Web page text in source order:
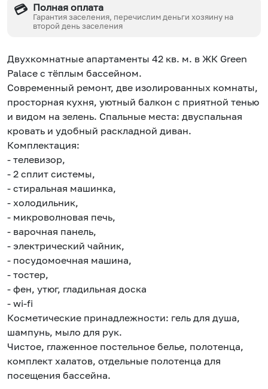
💳 Полная оплата
Гарантия заселения, перечислим деньги хозяину на
второй день заселения
Двухкомнатные апартаменты 42 кв. м. в ЖК Grееn
Раlасе с тёплым бассейном.
Современный ремонт, две изолированных комнаты,
просторная кухня, уютный балкон с приятной тенью
и видом на зелень. Спальные места: двуспальная
кровать и удобный раскладной диван.
Комплектация:
- телевизор,
- 2 сплит системы,
- стиральная машинка,
- холодильник,
- микроволновая печь,
- варочная панель,
- электрический чайник,
- посудомоечная машина,
- тостер,
- фен, утюг, гладильная доска
- wi-fi
Косметические принадлежности: гель для душа,
шампунь, мыло для рук.
Чистое, глаженное постельное белье, полотенца,
комплект халатов, отдельные полотенца для
посещения бассейна.